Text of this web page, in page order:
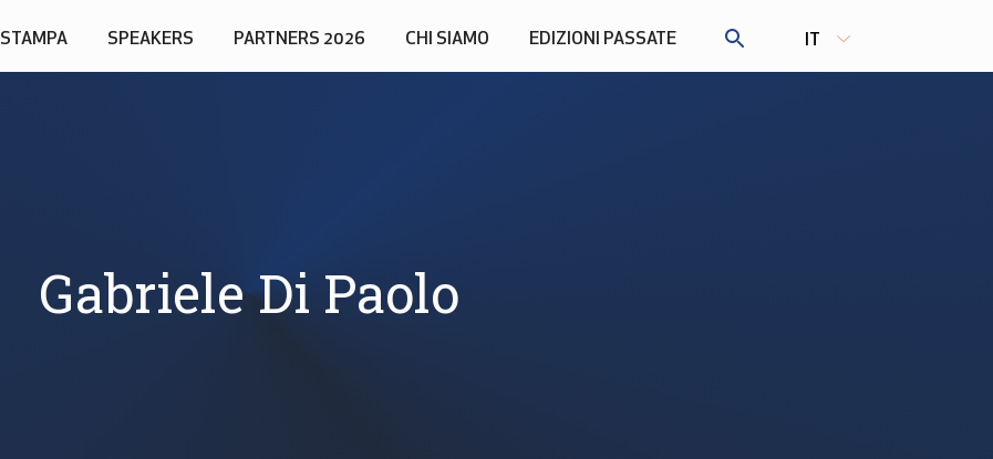
STAMPA SPEAKERS PARTNERS 2026 CHI SIAMO EDIZIONI PASSATE
Gabriele Di Paolo